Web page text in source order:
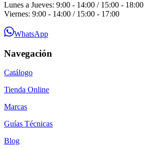
Lunes a Jueves: 9:00 - 14:00 / 15:00 - 18:00
Viernes: 9:00 - 14:00 / 15:00 - 17:00
WhatsApp
Navegación
Catálogo
Tienda Online
Marcas
Guías Técnicas
Blog